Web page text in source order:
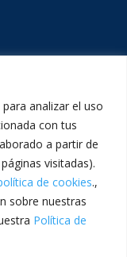
analizar el uso
con tus
a partir de
visitadas).
de cookies.,
sobre nuestras
Política de
València ·